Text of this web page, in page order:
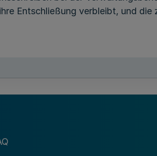
Entschließung verbleibt, und